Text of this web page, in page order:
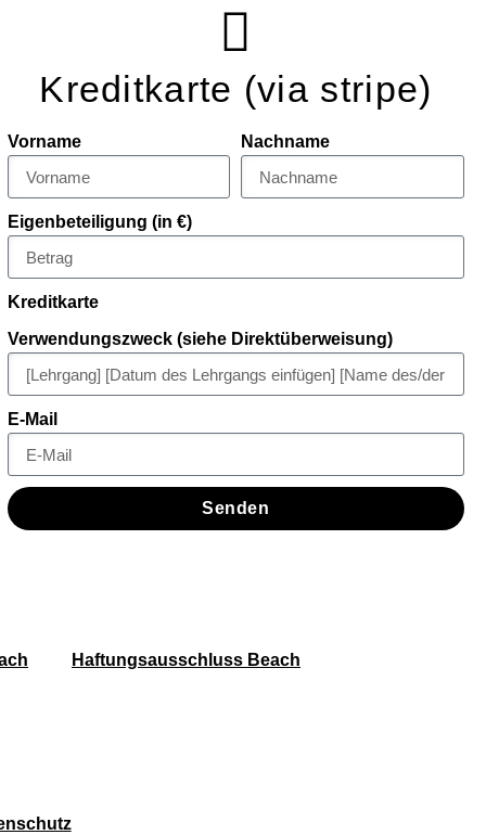
Kreditkarte (via stripe)
Vorname Nachname
Eigenbeteiligung (in €)
Kreditkarte
Verwendungszweck (siehe Direktüberweisung)
E-Mail
Senden
Haftungsausschluss Beach